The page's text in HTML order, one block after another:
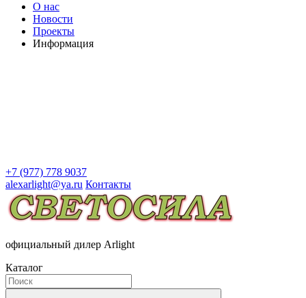
О нас
Новости
Проекты
Информация
+7 (977) 778 9037
alexarlight@ya.ru Контакты
официальный дилер Arlight
Каталог